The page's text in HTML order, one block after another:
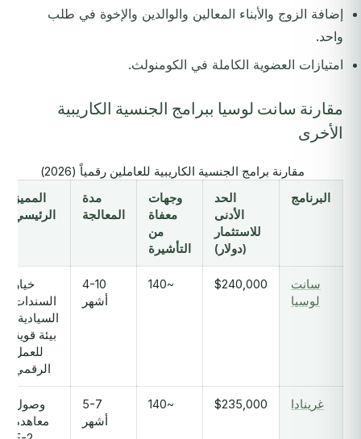
إضافة الزوج والأبناء المعالين والوالدين والإخوة في طلب
واحد.
امتيازات العضوية الكاملة في الكومنولث.
مقارنة سانت لوسيا ببرامج الجنسية الكاريبية
الأخرى
مقارنة برامج الجنسية الكاريبية للعاملين رقمياً (2026)
البرنامج
الحد
الأدنى
للاستثمار
(دولار)
وجهات
معفاة
من
التأشيرة
مدة
المعالجة
المميز
الرئيسي
سانت
لوسيا
$240,000
~140
4-10
أشهر
خيار
السندات
السيادية؛
بيئة قوية
للعمل
الرقمي
غرينادا $235,000
~140
5-7
أشهر
وصول
معاهدة